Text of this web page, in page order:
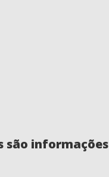
são informações